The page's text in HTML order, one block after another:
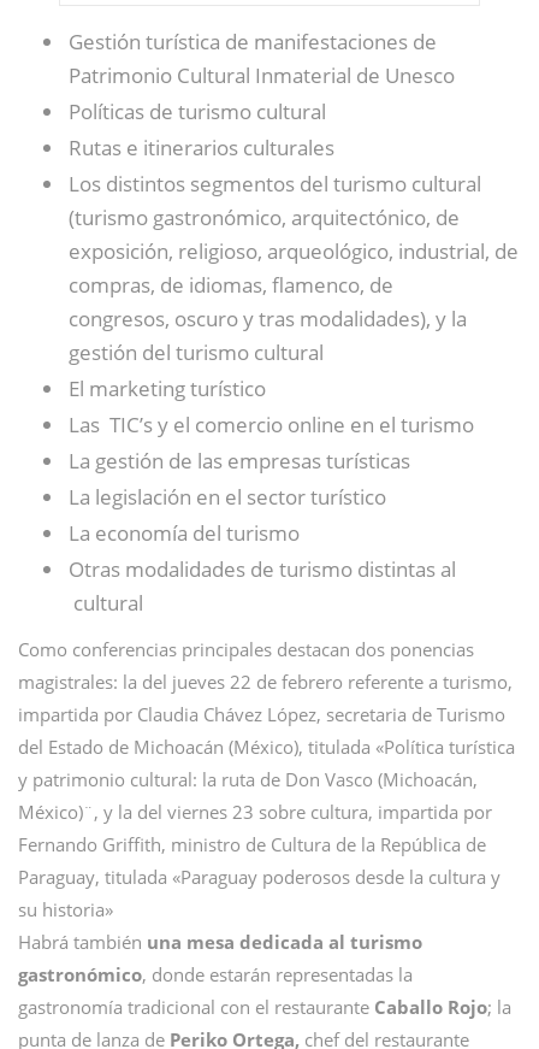
Gestión turística de manifestaciones de
Patrimonio Cultural Inmaterial de Unesco
Políticas de turismo cultural
Rutas e itinerarios culturales
Los distintos segmentos del turismo cultural
(turismo gastronómico, arquitectónico, de
exposición, religioso, arqueológico, industrial, de
compras, de idiomas, flamenco, de
congresos, oscuro y tras modalidades), y la
gestión del turismo cultural
El marketing turístico
Las TIC’s y el comercio online en el turismo
La gestión de las empresas turísticas
La legislación en el sector turístico
La economía del turismo
Otras modalidades de turismo distintas al
cultural
Como conferencias principales destacan dos ponencias
magistrales: la del jueves 22 de febrero referente a turismo,
impartida por Claudia Chávez López, secretaria de Turismo
del Estado de Michoacán (México), titulada «Política turística
y patrimonio cultural: la ruta de Don Vasco (Michoacán,
México)¨, y la del viernes 23 sobre cultura, impartida por
Fernando Griffith, ministro de Cultura de la República de
Paraguay, titulada «Paraguay poderosos desde la cultura y
su historia»
Habrá también una mesa dedicada al turismo
gastronómico, donde estarán representadas la
gastronomía tradicional con el restaurante Caballo Rojo; la
punta de lanza de Periko Ortega, chef del restaurante